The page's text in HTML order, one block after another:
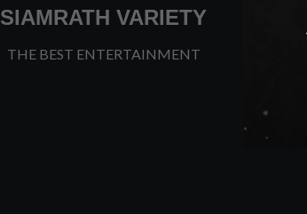
SIAMRATH VARIETY
THE BEST ENTERTAINMENT
ท
ต
ก